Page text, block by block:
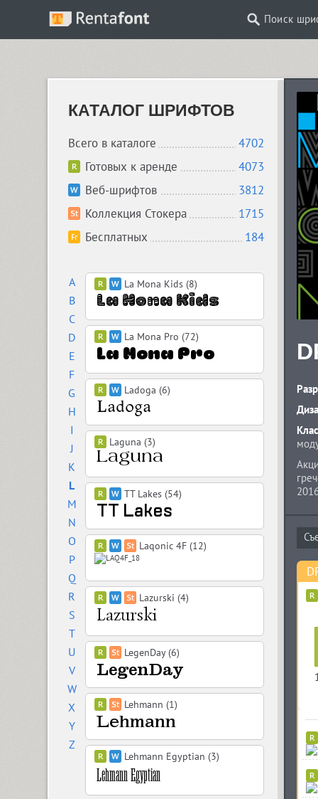
Поиск
КАТАЛОГ ШРИФТОВ
Всего в каталоге
4702
Готовых к аренде
4073
Веб-шрифтов
3812
Коллекция Стокера
1715
Бесплатных
184
A
B
C
D
E
F
G
H
I
J
K
L
M
N
O
P
Q
R
S
T
U
V
W
X
Y
Z
La Mona Kids (8)
La Mona Pro (72)
Ladoga (6)
Laguna (3)
TT Lakes (54)
Laqonic 4F (12)
Lazurski (4)
LegenDay (6)
Lehmann (1)
Lehmann Egyptian (3)